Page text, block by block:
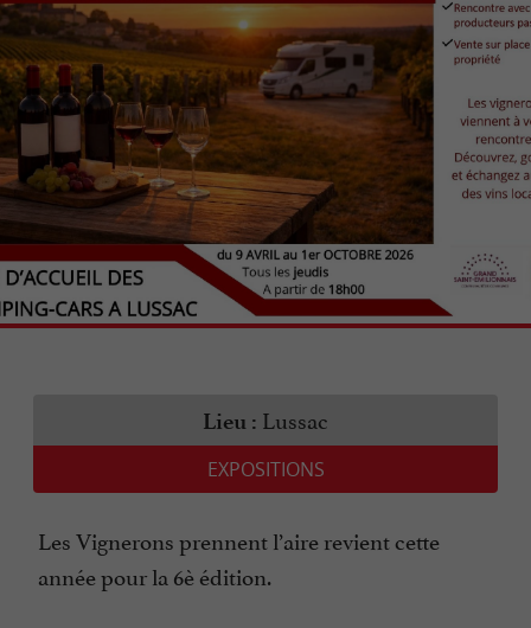
Lieu : Lussac
EXPOSITIONS
Les Vignerons prennent l’aire revient cette
année pour la 6è édition.